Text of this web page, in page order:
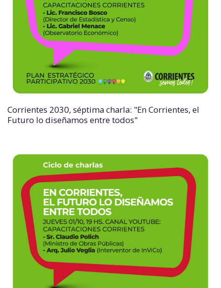
Corrientes 2030, séptima charla: "En Corrientes, el
Futuro lo diseñamos entre todos"